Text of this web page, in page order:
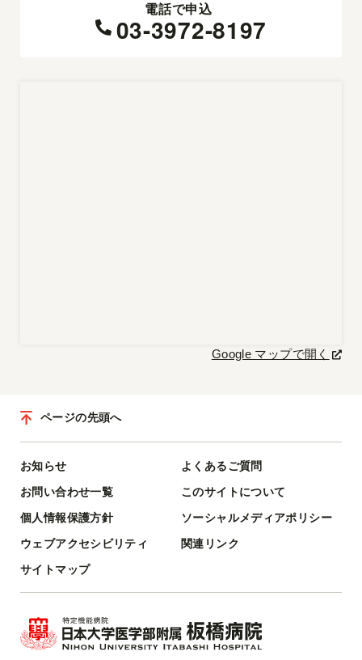
電話で申込
03-3972-8197
Google マップで開く
お知らせ
よくあるご質問
お問い合わせ一覧
このサイトについて
個人情報保護方針
ソーシャルメディアポリシー
ウェブアクセシビリティ
関連リンク
サイトマップ
ページの先頭へ